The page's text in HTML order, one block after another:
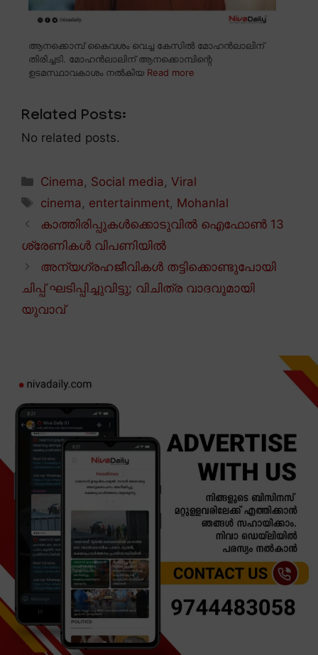
ആനക്കൊമ്പ് കൈവശം വെച്ച കേസിൽ മോഹൻലാലിന്
തിരിച്ചടി. മോഹൻലാലിന് ആനക്കൊമ്പിന്റെ
ഉടമസ്ഥാവകാശം നൽകിയ Read more
Related Posts:
No related posts.
Categories
Cinema , Social media , Viral
Tags
cinema , entertainment, Mohanlal
കാത്തിരിപ്പുകൾക്കൊടുവിൽ ഐഫോൺ 13
ശ്രേണികൾ വിപണിയിൽ
അന്യഗ്രഹജീവികൾ തട്ടിക്കൊണ്ടുപോയി
ചിപ്പ് ഘടിപ്പിച്ചുവിട്ടു; വിചിത്ര വാദവുമായി
യുവാവ്